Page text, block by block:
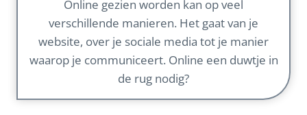
Online gezien worden kan op veel
verschillende manieren. Het gaat van je
website, over je sociale media tot je manier
waarop je communiceert. Online een duwtje in
de rug nodig?